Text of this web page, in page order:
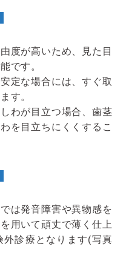
度が高いため、見た目
です。
定な場合には、すぐ取
す。
わが目立つ場合、歯茎
を目立ちにくくするこ
は発音障害や異物感を
用いて頑丈で薄く仕上
外診療となります(写真